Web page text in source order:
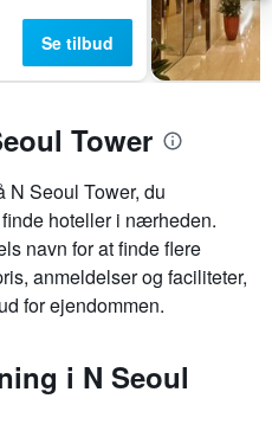
Se tilbud
Tower
Seoul Tower, du
hoteller i nærheden.
navn for at finde flere
anmeldelser og faciliteter,
for ejendommen.
i N Seoul